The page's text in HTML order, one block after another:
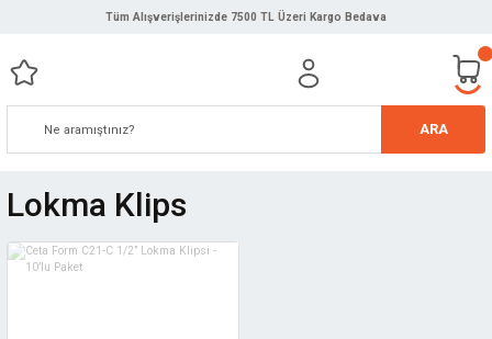
Tüm Alışverişlerinizde 7500 TL Üzeri Kargo Bedava
ARA
Lokma Klips